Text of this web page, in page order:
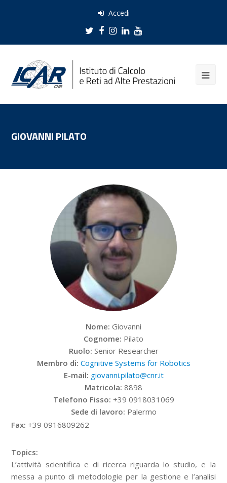
Accedi
Twitter
Facebook
Instagram
LinkedIn
Youtube
GIOVANNI PILATO
Nome: Giovanni
Cognome: Pilato
Ruolo: Senior Researcher
Membro di: Cognitive Systems for Robotics
E-mail: giovanni.pilato@cnr.it
Matricola: 8898
Telefono Fisso: +39 0918031069
Sede di lavoro: Palermo
Fax: +39 0916809262
Topics:
L’attività scientifica e di ricerca riguarda lo studio, e la
messa a punto di metodologie per la gestione e l’analisi